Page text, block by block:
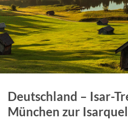
Deutschland – Isar-
München zur